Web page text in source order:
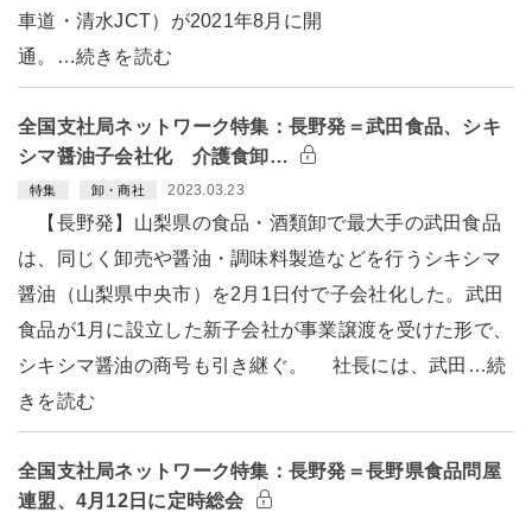
車道・清水JCT）が2021年8月に開
通。…続きを読む
全国支社局ネットワーク特集：長野発＝武田食品、シキ
シマ醤油子会社化 介護食卸…
特集 卸・商社 2023.03.23
【長野発】山梨県の食品・酒類卸で最大手の武田食品
は、同じく卸売や醤油・調味料製造などを行うシキシマ
醤油（山梨県中央市）を2月1日付で子会社化した。武田
食品が1月に設立した新子会社が事業譲渡を受けた形で、
シキシマ醤油の商号も引き継ぐ。 社長には、武田…続
きを読む
全国支社局ネットワーク特集：長野発＝長野県食品問屋
連盟、4月12日に定時総会